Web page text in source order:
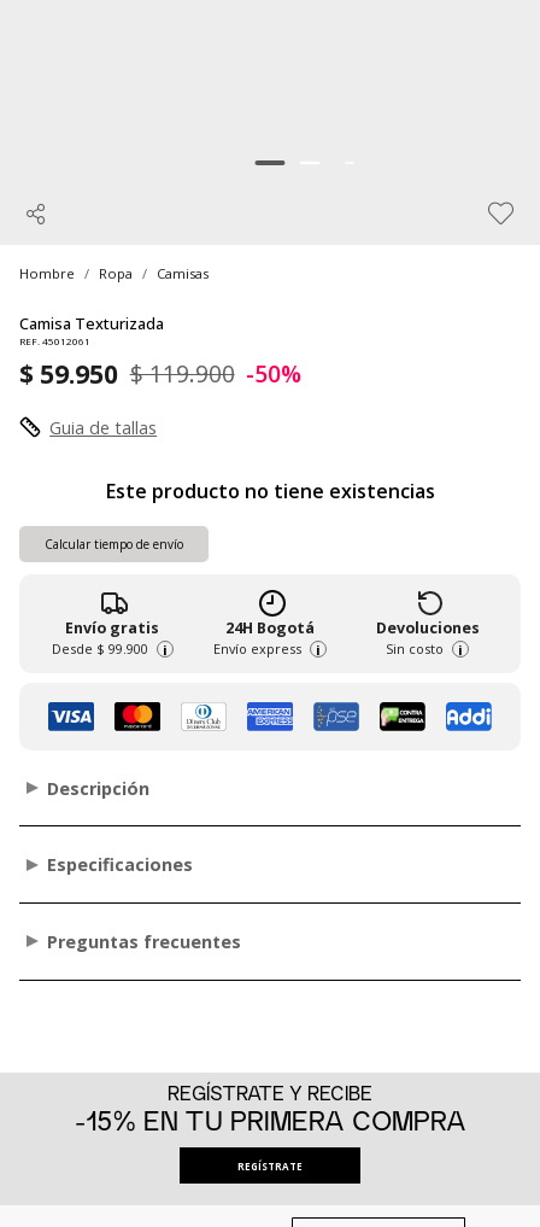
Hombre Ropa Camisas
Camisa Texturizada
REF. 45012061
$ 59.950 $ 119.900 -50%
Guia de tallas
Este producto no tiene existencias
Calcular tiempo de envío
Envío gratis
Desde $ 99.900 i
24H Bogotá
Envío express i
Devoluciones
Sin costo i
Descripción
Especificaciones
Preguntas frecuentes
REGÍSTRATE Y RECIBE
-15% EN TU PRIMERA COMPRA
REGÍSTRATE